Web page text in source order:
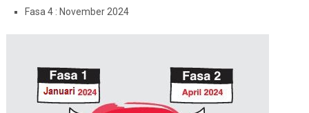
Fasa 4 : November 2024